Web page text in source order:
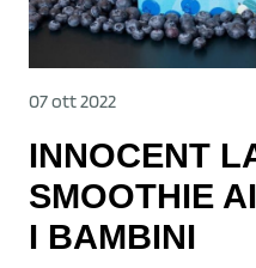
07 ott 2022
INNOCENT
SMOOTHIE
I BAMBINI